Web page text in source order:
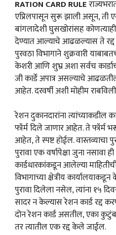
RATION CARD RULE
एप्रिलपासून सुरू झाली असून, ती
बांगलादेशी घुसखोरांसह
देण्यात आल्याचे आढळल्यास ते
पुरवठा विभागाने शुक्रवारी
केशरी आणि शुभ्र अशा सर्वच
जी कार्डे अपात्र असल्याचे
आहेत. दरवर्षी अशी मोहीम
रेशन दुकानदारांना त्यांच्याकडील
फॉर्म दिले जाणार आहेत. ते फॉर्म
आहेत, ते स्पष्ट होईल. वास्तव्याचा
पुरावा एक वर्षापेक्षा जुना
कार्डधारकांकडून आलेल्या
विभागाच्या क्षेत्रीय
पुरावा दिलेला नसेल, त्यांना १५
सादर न केल्यास रेशन कार्ड रद्द
दोन रेशन कार्ड असतील, एका
तर त्यातील एक रद्द केले जाईल.